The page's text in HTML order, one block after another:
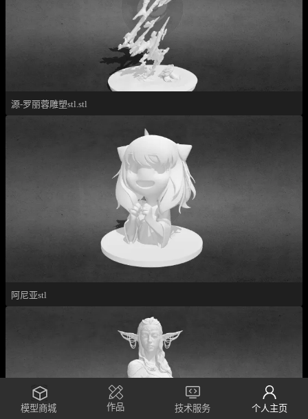
源-罗丽蓉雕塑stl.stl
阿尼亚stl
模型商城 作品 技术服务 个人主页